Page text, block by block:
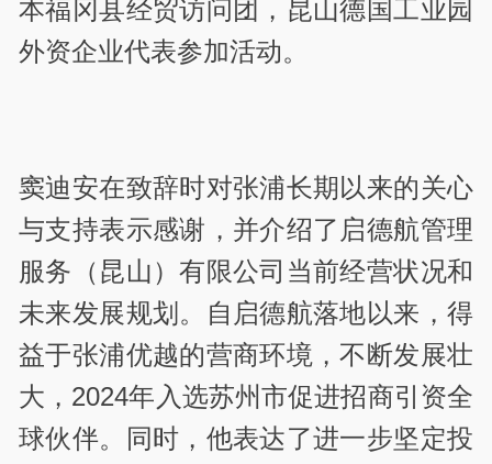
本福冈县经贸访问团，昆山德国工业园
外资企业代表参加活动。
窦迪安在致辞时对张浦长期以来的关心
与支持表示感谢，并介绍了启德航管理
服务（昆山）有限公司当前经营状况和
未来发展规划。自启德航落地以来，得
益于张浦优越的营商环境，不断发展壮
大，2024年入选苏州市促进招商引资全
球伙伴。同时，他表达了进一步坚定投